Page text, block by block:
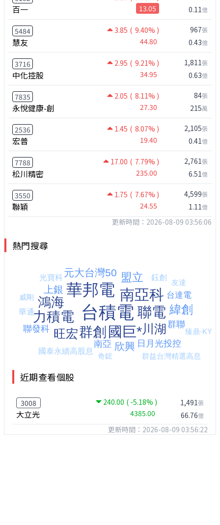
百一 13.05 0.11億
5484 3.85 ( 9.40% )
慧友 44.80
967張
0.43億
3716 2.95 ( 9.21% )
中化控股 34.95
1,811張
0.63億
7835 2.05 ( 8.11% )
永悅健康-創 27.30
84張
215萬
2536 1.45 ( 8.07% )
宏普 19.40
2,105張
0.41億
7788 17.00 ( 7.79% )
松川精密 235.00
2,761張
6.51億
3550 1.75 ( 7.67% )
聯穎 24.55
4,599張
1.11億
更新時間：2026-08-09 03:56:06
熱門搜尋
近期查看個股
3008 240.00 ( -5.18% )
大立光 4385.00
1,491張
66.76億
更新時間：2026-08-09 03:56:22